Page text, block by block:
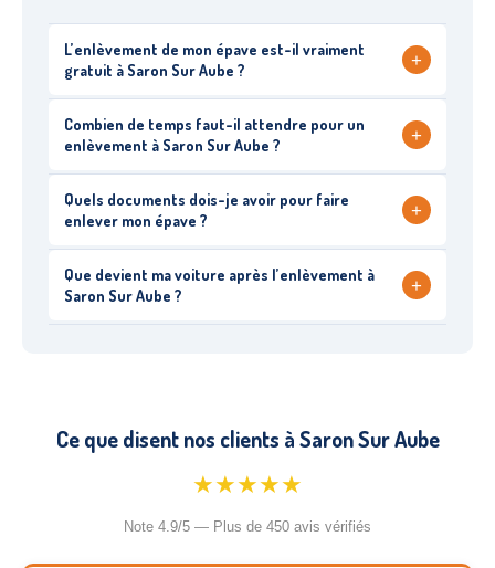
L’enlèvement de mon épave est-il vraiment
gratuit à Saron Sur Aube ?
+
Combien de temps faut-il attendre pour un
enlèvement à Saron Sur Aube ?
+
Quels documents dois-je avoir pour faire
enlever mon épave ?
+
Que devient ma voiture après l’enlèvement à
Saron Sur Aube ?
+
Ce que disent nos clients à Saron Sur Aube
★★★★★
Note 4.9/5 — Plus de 450 avis vérifiés